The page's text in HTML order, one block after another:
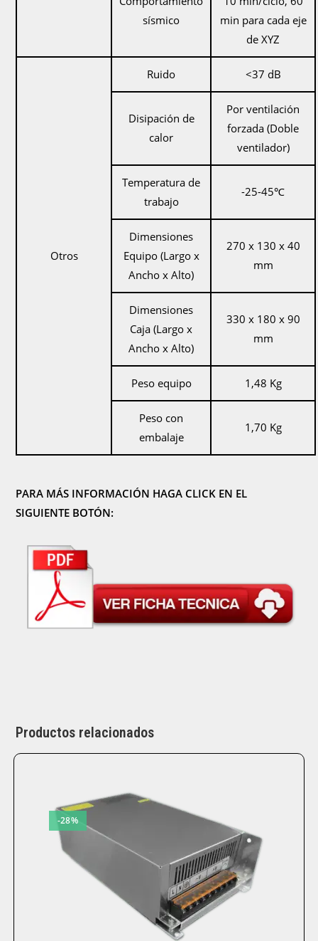
sísmico
min para cada eje
de XYZ
Otros
Ruido <37 dB
Disipación de
calor
Por ventilación
forzada (Doble
ventilador)
Temperatura de
trabajo
-25-45℃
Dimensiones
Equipo (Largo x
Ancho x Alto)
270 x 130 x 40
mm
Dimensiones
Caja (Largo x
Ancho x Alto)
330 x 180 x 90
mm
Peso equipo 1,48 Kg
Peso con
embalaje
1,70 Kg
PARA MÁS INFORMACIÓN HAGA CLICK EN EL
SIGUIENTE BOTÓN:
Productos relacionados
-28%